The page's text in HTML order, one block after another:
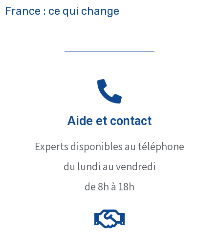
France : ce qui change
Aide et contact
Experts disponibles au téléphone
du lundi au vendredi
de 8h à 18h